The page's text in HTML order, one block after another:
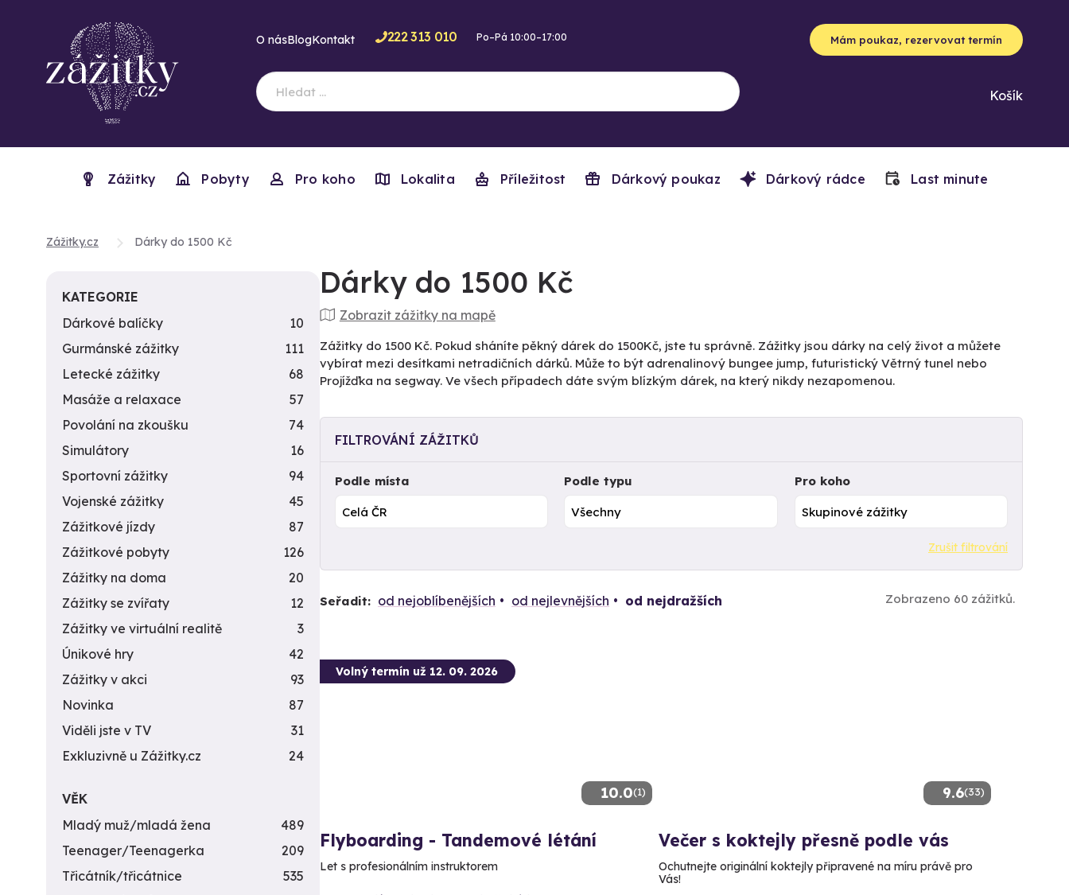
O násBlogKontakt 222 313 010 Po–Pá 10:00–17:00 Mám poukaz, rezervovat termín
Košík
Zážitky Pobyty Pro koho Lokalita Příležitost Dárkový poukaz Dárkový rádce Last minute
Zážitky.cz Dárky do 1500 Kč
Dárky do 1500 Kč
Zobrazit zážitky na mapě
Zážitky do 1500 Kč. Pokud sháníte pěkný dárek do 1500Kč, jste tu správně. Zážitky jsou dárky na celý život a můžete
vybírat mezi desítkami netradičních dárků. Může to být adrenalinový bungee jump, futuristický Větrný tunel nebo
Projížďka na segway. Ve všech případech dáte svým blízkým dárek, na který nikdy nezapomenou.
FILTROVÁNÍ ZÁŽITKŮ
Podle místa Podle typu Pro koho
Zrušit filtrování
Seřadit: od nejoblíbenějších od nejlevnějších od nejdražších Zobrazeno 60 zážitků.
10.0(1)
Volný termín už 12. 09. 2026
Flyboarding - Tandemové létání
Let s profesionálním instruktorem
9.6(33)
Večer s koktejly přesně podle vás
Ochutnejte originální koktejly připravené na míru právě pro
Vás!
KATEGORIE
Dárkové balíčky
10
Gurmánské zážitky
111
Letecké zážitky
68
Masáže a relaxace
57
Povolání na zkoušku
74
Simulátory
16
Sportovní zážitky
94
Vojenské zážitky
45
Zážitkové jízdy
87
Zážitkové pobyty
126
Zážitky na doma
20
Zážitky se zvířaty
12
Zážitky ve virtuální realitě
3
Únikové hry
42
Zážitky v akci
93
Novinka
87
Viděli jste v TV
31
Exkluzivně u Zážitky.cz
24
VĚK
Mladý muž/mladá žena
489
Teenager/Teenagerka
209
Třicátník/třicátnice
535